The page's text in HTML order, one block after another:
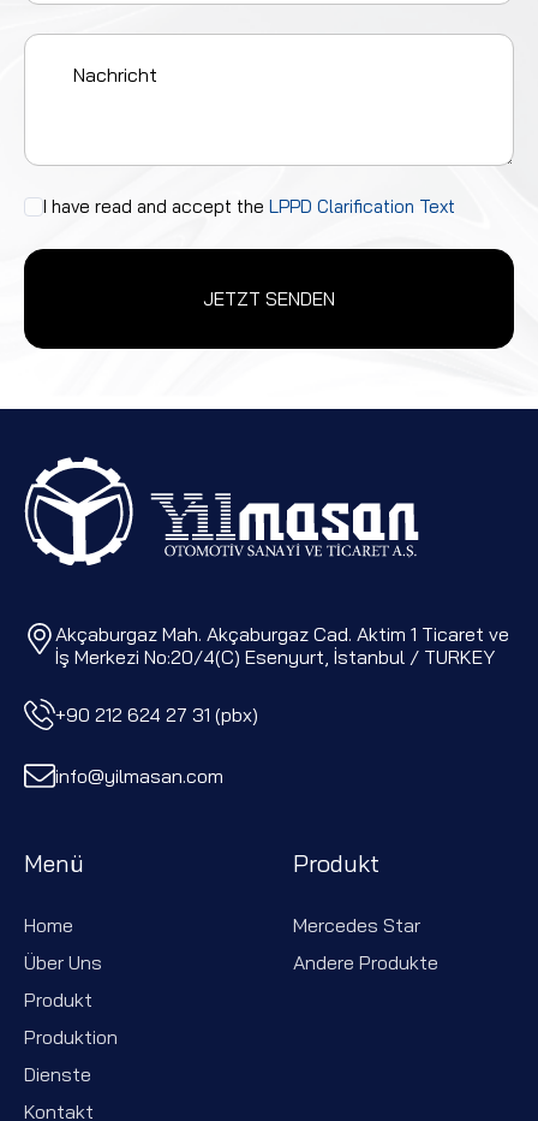
I have read and accept the LPPD Clarification Text
JETZT SENDEN
Akçaburgaz Mah. Akçaburgaz Cad. Aktim 1 Ticaret ve
İş Merkezi No:20/4(C) Esenyurt, İstanbul / TURKEY
+90 212 624 27 31 (pbx)
info@yilmasan.com
Menü
Home
Über Uns
Produkt
Produktion
Dienste
Kontakt
Produkt
Mercedes Star
Andere Produkte